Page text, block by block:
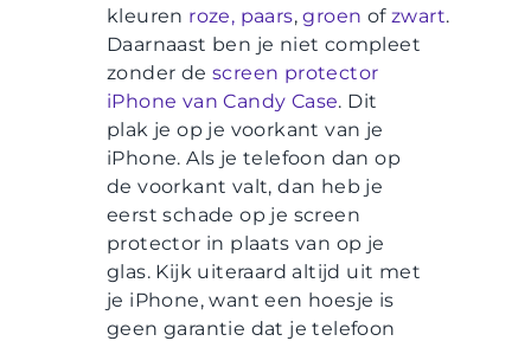
kleuren roze, paars,groen ofzwart.
Daarnaast ben je niet compleet
zonder descreen protector
iPhone van Candy Case. Dit
plak je op je voorkant van je
iPhone. Als je telefoon dan op
de voorkant valt, dan heb je
eerst schade op je screen
protector in plaats van op je
glas. Kijk uiteraard altijd uit met
je iPhone, want een hoesje is
geen garantie dat je telefoon